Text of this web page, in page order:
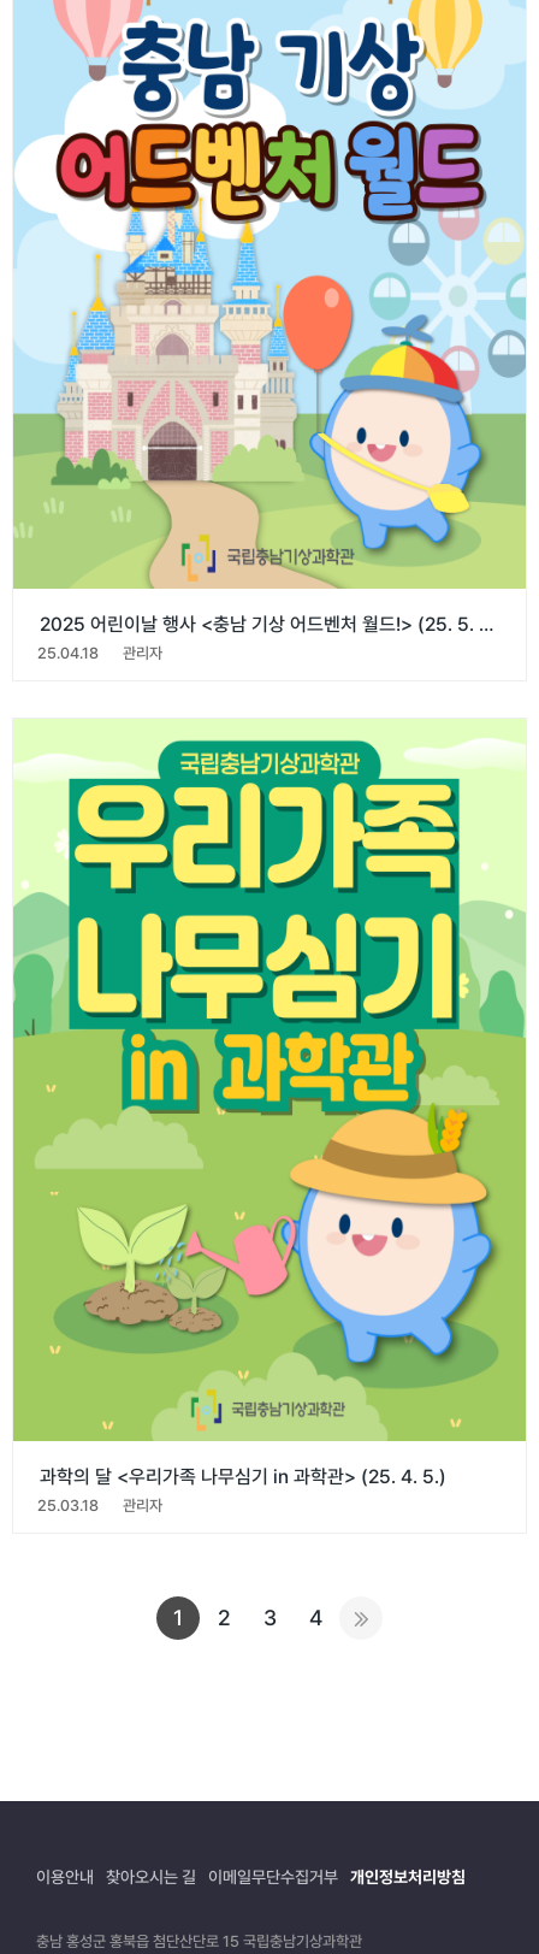
2025 어린이날 행사 <충남 기상 어드벤처 월드!> (25. 5. 5)
25.04.18 관리자
과학의 달 <우리가족 나무심기 in 과학관> (25. 4. 5.)
25.03.18 관리자
1 2 3 4
이용안내 찾아오시는 길 이메일무단수집거부 개인정보처리방침
충남 홍성군 홍북읍 첨단산단로 15 국립충남기상과학관